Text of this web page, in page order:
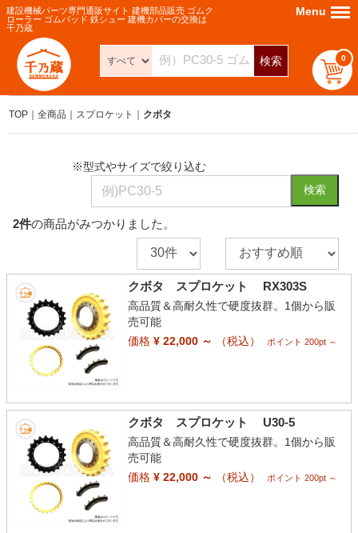
建設機械パーツ専門通販サイト 建機部品販売 ゴムク
ローラー ゴムパッド 鉄シュー 建機カバーの交換は
千乃蔵
検索 0
Menu Menu
TOP 全商品 スプロケット クボタ
※型式やサイズで絞り込む
検索
2件の商品がみつかりました。
クボタ スプロケット RX303S
高品質＆高耐久性で硬度抜群。1個から販
売可能
価格¥ 22,000 ～ （税込） ポイント 200pt ～
クボタ スプロケット U30-5
高品質＆高耐久性で硬度抜群。1個から販
売可能
価格¥ 22,000 ～ （税込） ポイント 200pt ～